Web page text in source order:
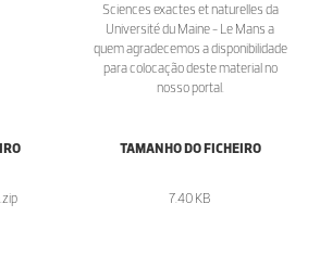
Sciences exactes et naturelles da
Université du Maine - Le Mans a
quem agradecemos a disponibilidade
para colocação deste material no
nosso portal.
TAMANHO DO FICHEIRO
7.40 KB